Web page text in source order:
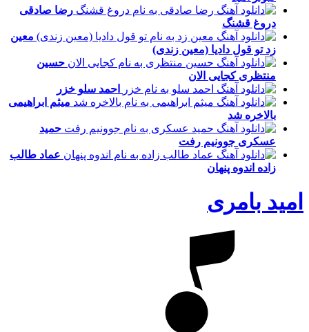
رضا صادقی
دروغ قشنگ
معین
زدتو قول دادیا (معین زندی)
حسین
منتظریکجایی الان
احمد سلو خزر
میثم ابراهیمی
بالاخره شد
حمید
عسکری جوونیم رفت
عماد طالب
زاده اندوه پنهان
امید بامری